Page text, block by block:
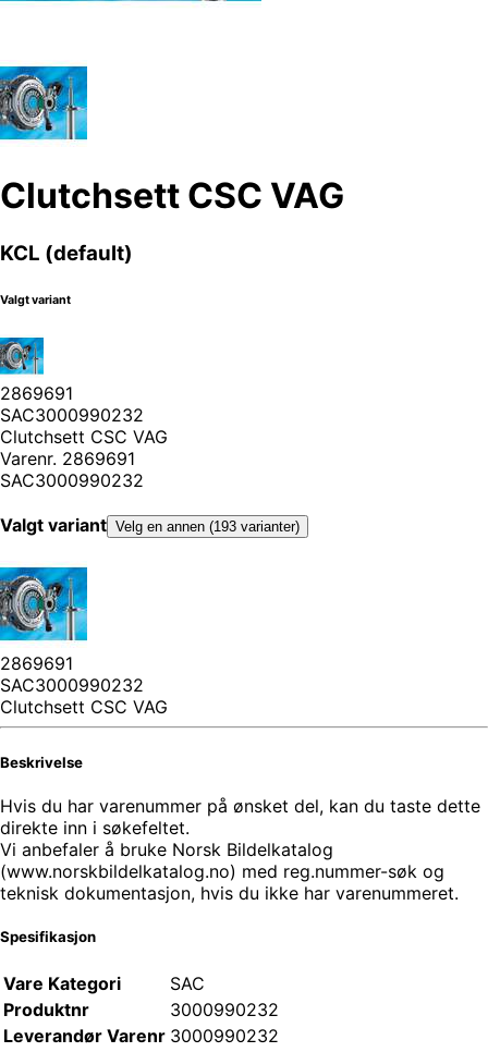
Clutchsett CSC VAG
KCL (default)
Valgt variant
2869691
SAC3000990232
Clutchsett CSC VAG
Varenr. 2869691
SAC3000990232
Valgt variant Velg en annen (193 varianter)
2869691
SAC3000990232
Clutchsett CSC VAG
Beskrivelse
Hvis du har varenummer på ønsket del, kan du taste dette
direkte inn i søkefeltet.
Vi anbefaler å bruke Norsk Bildelkatalog
(www.norskbildelkatalog.no) med reg.nummer-søk og
teknisk dokumentasjon, hvis du ikke har varenummeret.
Spesifikasjon
Vare Kategori
SAC
Produktnr
3000990232
Leverandør Varenr 3000990232